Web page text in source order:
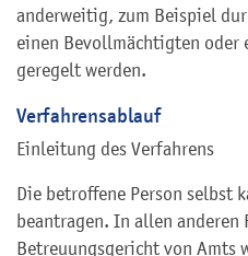
anderweitig, zum Beispiel
einen Bevollmächtigten oder
geregelt werden.
Verfahrensablauf
Einleitung des Verfahrens
Die betroffene Person selbst
beantragen. In allen anderen
Betreuungsgericht von Amts